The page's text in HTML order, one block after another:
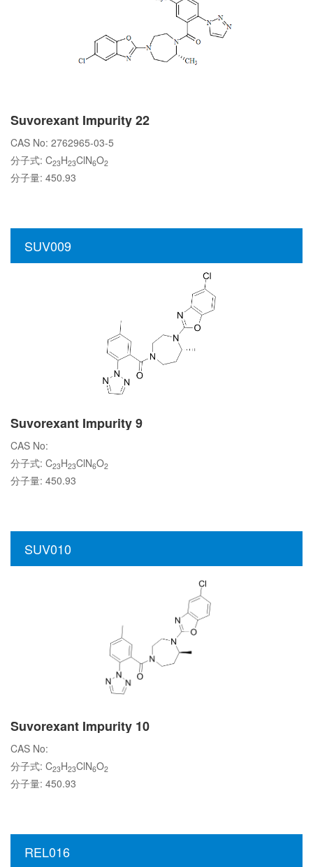
Suvorexant Impurity 22
CAS No: 2762965-03-5
分子式: C23H23ClN6O2
分子量: 450.93
SUV009
Suvorexant Impurity 9
CAS No:
分子式: C23H23ClN6O2
分子量: 450.93
SUV010
Suvorexant Impurity 10
CAS No:
分子式: C23H23ClN6O2
分子量: 450.93
REL016